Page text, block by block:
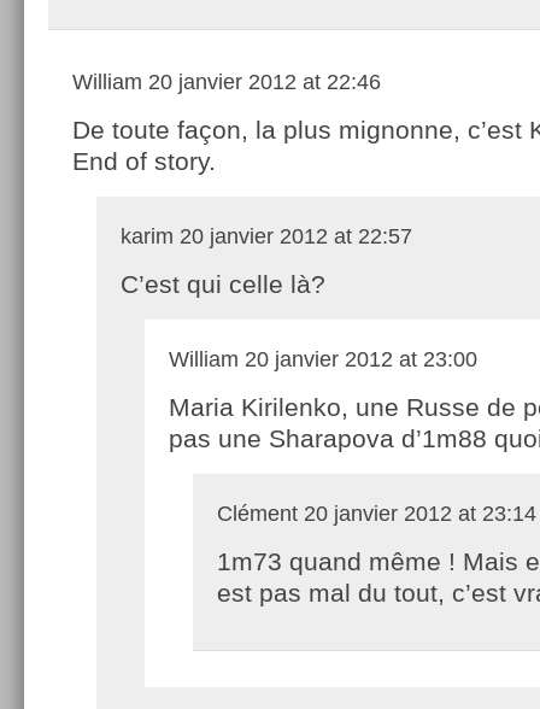
William 20 janvier 2012 at 22:46
De toute façon, la plus mignonne, c’est
End of story.
karim 20 janvier 2012 at 22:57
C’est qui celle là?
William 20 janvier 2012 at 23:00
Maria Kirilenko, une Russe de
pas une Sharapova d’1m88
Clément 20 janvier 2012 at 23:14
1m73 quand même ! Mais
est pas mal du tout, c’est